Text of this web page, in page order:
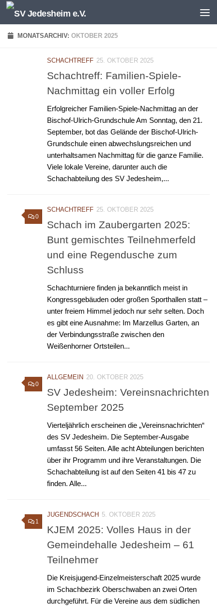
Unter dem Inhalt
MONATSARCHIV:OKTOBER 2025
SCHACHTREFF 25. OKTOBER 2025
Schachtreff: Familien-Spiele-
Nachmittag ein voller Erfolg
Erfolgreicher Familien-Spiele-Nachmittag an der
Bischof-Ulrich-Grundschule Am Sonntag, den 21.
September, bot das Gelände der Bischof-Ulrich-
Grundschule einen abwechslungsreichen und
unterhaltsamen Nachmittag für die ganze Familie.
Viele lokale Vereine, darunter auch die
Schachabteilung des SV Jedesheim,...
0
SCHACHTREFF 25. OKTOBER 2025
Schach im Zaubergarten 2025:
Bunt gemischtes Teilnehmerfeld
und eine Regendusche zum
Schluss
Schachturniere finden ja bekanntlich meist in
Kongressgebäuden oder großen Sporthallen statt –
unter freiem Himmel jedoch nur sehr selten. Doch
es gibt eine Ausnahme: Im Marzellus Garten, an
der Verbindungsstraße zwischen den
Weißenhorner Ortsteilen...
0
ALLGEMEIN 20. OKTOBER 2025
SV Jedesheim: Vereinsnachrichten
September 2025
Vierteljährlich erscheinen die „Vereinsnachrichten“
des SV Jedesheim. Die September-Ausgabe
umfasst 56 Seiten. Alle acht Abteilungen berichten
über ihr Programm und ihre Veranstaltungen. Die
Schachabteilung ist auf den Seiten 41 bis 47 zu
finden. Alle...
1
JUGENDSCHACH 5. OKTOBER 2025
KJEM 2025: Volles Haus in der
Gemeindehalle Jedesheim – 61
Teilnehmer
Die Kreisjugend-Einzelmeisterschaft 2025 wurde
im Schachbezirk Oberschwaben an zwei Orten
durchgeführt. Für die Vereine aus dem südlichen